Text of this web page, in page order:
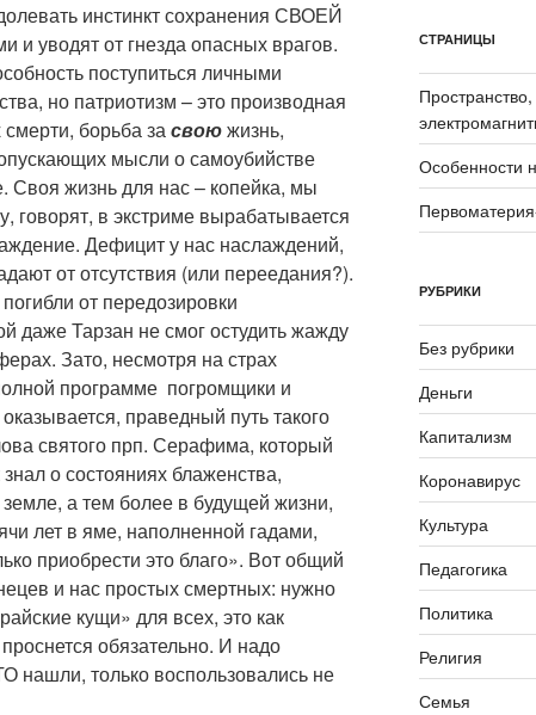
инстинкт сохранения СВОЕЙ
уводят от гнезда опасных врагов.
поступиться личными
но патриотизм – это производная
борьба засвоюжизнь,
мысли о самоубийстве
Своя жизнь для нас – копейка, мы
говорят, в экстриме вырабатывается
Дефицит у нас наслаждений,
от отсутствия (или переедания?).
от передозировки
даже Тарзан не смог остудить жажду
Зато, несмотря на страх
программе погромщики и
праведный путь такого
святого прп. Серафима, который
о состояниях блаженства,
а тем более в будущей жизни,
лет в яме, наполненной гадами,
приобрести это благо». Вот общий
и нас простых смертных: нужно
кущи» для всех, это как
обязательно. И надо
нашли, только воспользовались не
СТРАНИЦЫ
Особенности
РУБРИКИ
Без рубрики
Деньги
Капитализм
Коронавирус
Культура
Педагогика
Политика
Религия
Семья